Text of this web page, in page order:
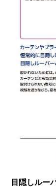
目隠しルー